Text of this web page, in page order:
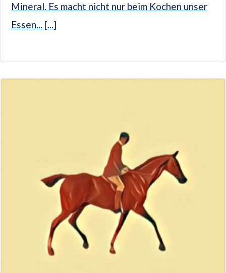
Mineral. Es macht nicht nur beim Kochen unser
Essen... [...]